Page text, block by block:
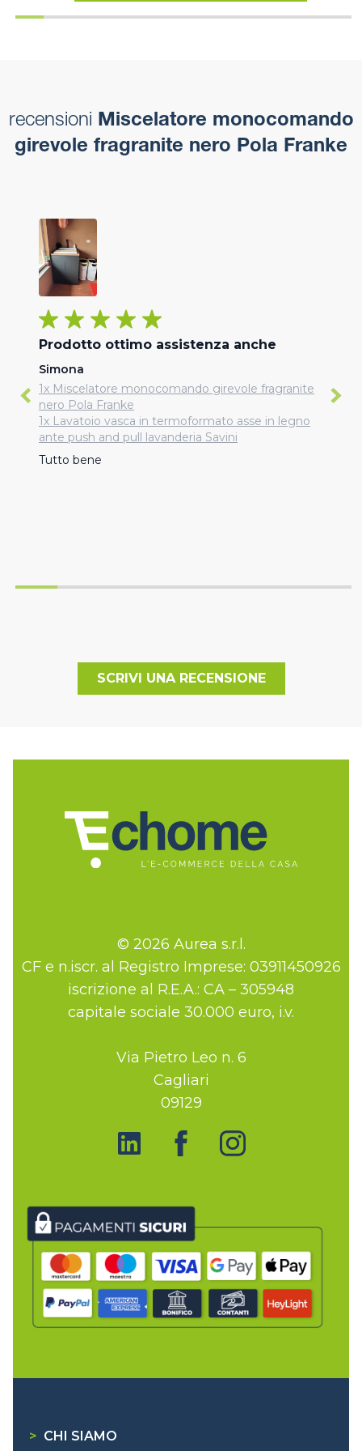
recensioni Miscelatore monocomando
girevole fragranite nero Pola Franke
Prodotto ottimo assistenza anche
Simona
1x Miscelatore monocomando girevole fragranite
nero Pola Franke
1x Lavatoio vasca in termoformato asse in legno
ante push and pull lavanderia Savini
Tutto bene
SCRIVI UNA RECENSIONE
© 2026 Aurea s.r.l.
CF e n.iscr. al Registro Imprese: 03911450926
iscrizione al R.E.A.: CA – 305948
capitale sociale 30.000 euro, i.v.
Via Pietro Leo n. 6
Cagliari
09129
> CHI SIAMO